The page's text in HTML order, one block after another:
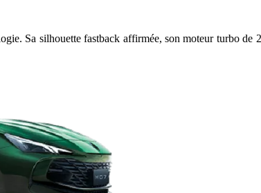
Sa silhouette fastback affirmée, son moteur turbo